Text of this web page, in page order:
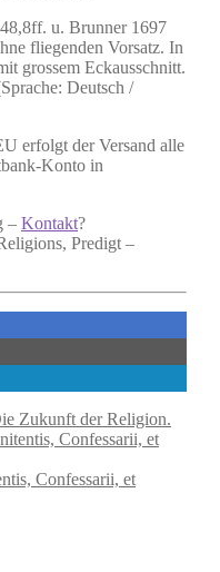
u. Brunner 1697
fliegenden Vorsatz. In
grossem Eckausschnitt.
Deutsch /
erfolgt der Versand alle
Konto in
– Kontakt?
Predigt –
Zukunft der Religion.
Confessarii, et